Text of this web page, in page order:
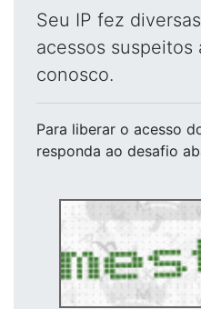
Seu IP fez
acessos suspeitos
conosco.
Para liberar o acesso
responda ao desafio